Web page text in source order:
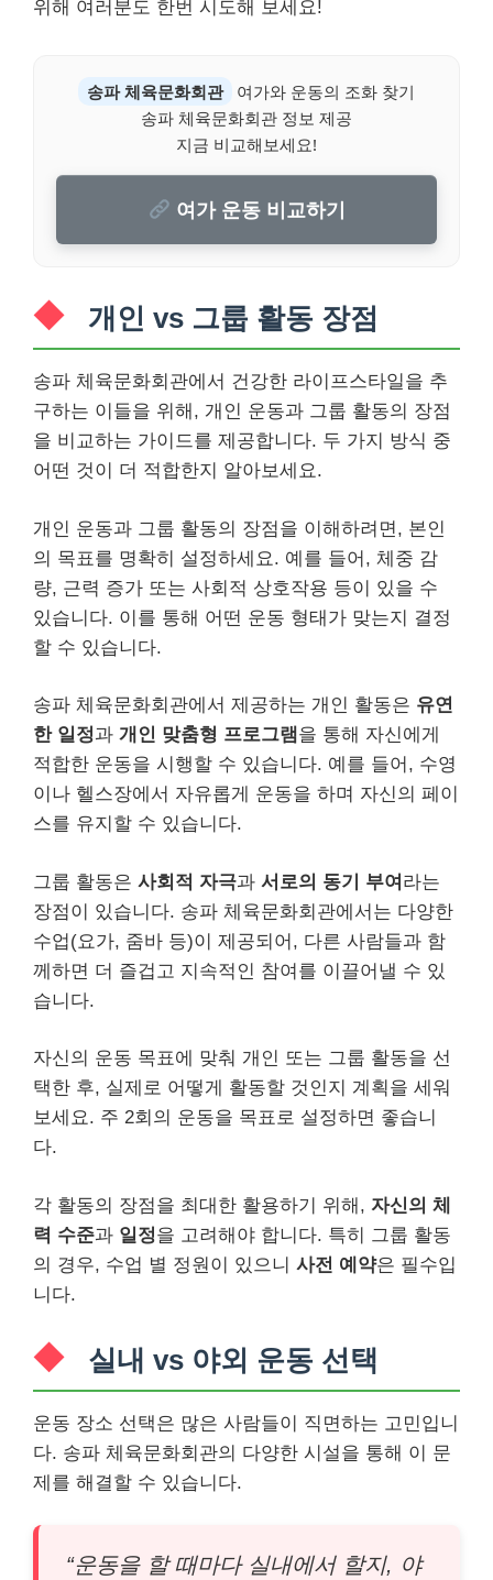
위해 여러분도 한번 시도해 보세요!
송파 체육문화회관
여가와 운동의 조화 찾기
송파 체육문화회관 정보 제공
지금 비교해보세요!
여가 운동 비교하기
개인 vs 그룹 활동 장점
송파 체육문화회관에서 건강한 라이프스타일을 추
구하는 이들을 위해, 개인 운동과 그룹 활동의 장점
을 비교하는 가이드를 제공합니다. 두 가지 방식 중
어떤 것이 더 적합한지 알아보세요.
개인 운동과 그룹 활동의 장점을 이해하려면, 본인
의 목표를 명확히 설정하세요. 예를 들어, 체중 감
량, 근력 증가 또는 사회적 상호작용 등이 있을 수
있습니다. 이를 통해 어떤 운동 형태가 맞는지 결정
할 수 있습니다.
송파 체육문화회관에서 제공하는 개인 활동은 유연
한 일정과 개인 맞춤형 프로그램을 통해 자신에게
적합한 운동을 시행할 수 있습니다. 예를 들어, 수영
이나 헬스장에서 자유롭게 운동을 하며 자신의 페이
스를 유지할 수 있습니다.
그룹 활동은 사회적 자극과 서로의 동기 부여 라는
장점이 있습니다. 송파 체육문화회관에서는 다양한
수업(요가, 줌바 등)이 제공되어, 다른 사람들과 함
께하면 더 즐겁고 지속적인 참여를 이끌어낼 수 있
습니다.
자신의 운동 목표에 맞춰 개인 또는 그룹 활동을 선
택한 후, 실제로 어떻게 활동할 것인지 계획을 세워
보세요. 주 2회의 운동을 목표로 설정하면 좋습니
다.
각 활동의 장점을 최대한 활용하기 위해, 자신의 체
력 수준과 일정을 고려해야 합니다. 특히 그룹 활동
의 경우, 수업 별 정원이 있으니 사전 예약은 필수입
니다.
실내 vs 야외 운동 선택
운동 장소 선택은 많은 사람들이 직면하는 고민입니
다. 송파 체육문화회관의 다양한 시설을 통해 이 문
제를 해결할 수 있습니다.
“운동을 할 때마다 실내에서 할지, 야